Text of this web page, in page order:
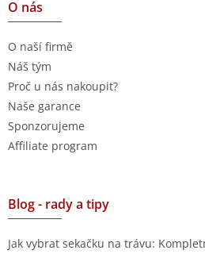
O nás
O naší firmě
Náš tým
Proč u nás nakoupit?
Naše garance
Sponzorujeme
Affiliate program
Blog - rady a tipy
Jak vybrat sekačku na trávu: